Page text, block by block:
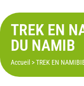
TREK EN
DU NAMIB
Accueil >TREK EN